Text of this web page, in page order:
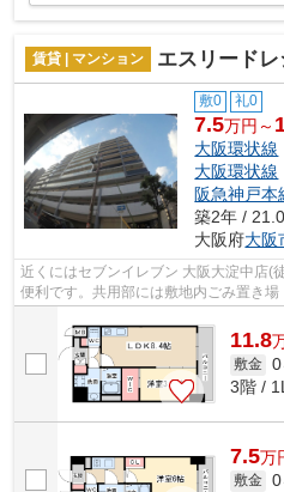
賃貸 | マンション エスリードレ
敷0 礼0
7.5万円～
大阪環状線
大阪環状線
阪急神戸本
築2年 /
大阪府大阪
近くにはセブンイレブン 大阪大淀中店(
便利です。共用部には敷地内ごみ置き場
ビスが揃っているので便利です。目...
11.8
敷金 0
3階 /
7.5万
敷金 0